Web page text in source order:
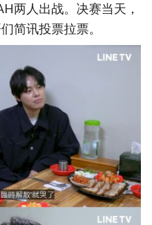
两人出战。决赛当天，
简讯投票拉票。